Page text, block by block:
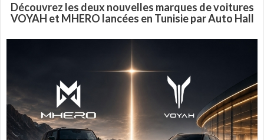
Découvrez les deux nouvelles marques de voitures
VOYAH et MHERO lancées en Tunisie par Auto Hall